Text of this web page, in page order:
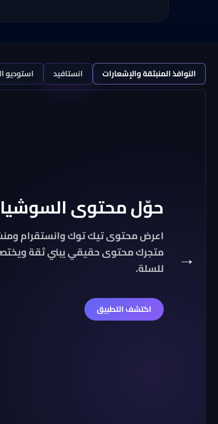
النوافذ المنبثقة والإشعارات انستافيد استوديو
حوّل محتوى
اعرض محتوى تيك توك وانستقرام
متجرك محتوى حقيقي يبني ثقة
للسلة.
اكتشف التطبيق
→